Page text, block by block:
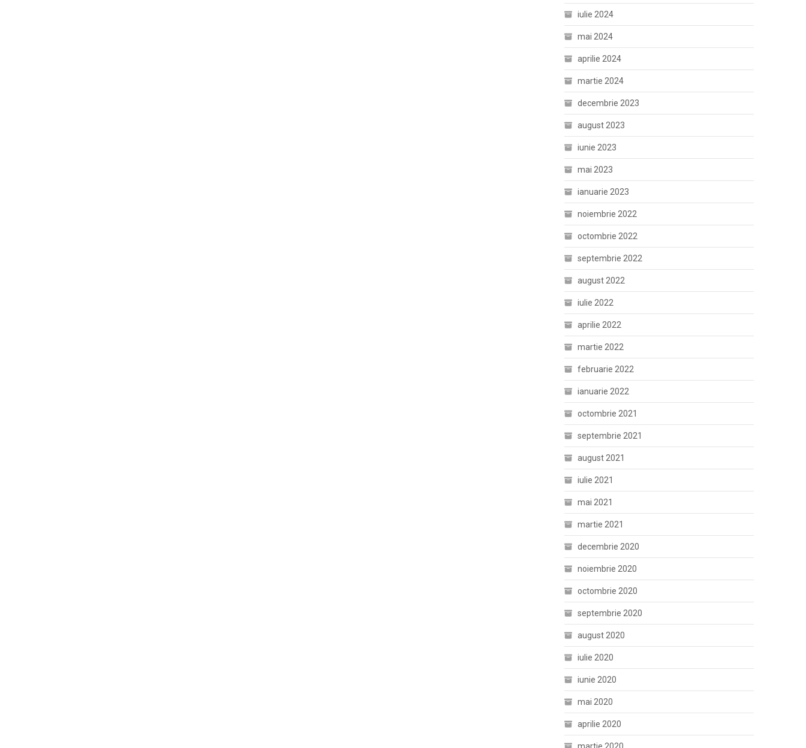
iulie 2024
mai 2024
aprilie 2024
martie 2024
decembrie 2023
august 2023
iunie 2023
mai 2023
ianuarie 2023
noiembrie 2022
octombrie 2022
septembrie 2022
august 2022
iulie 2022
aprilie 2022
martie 2022
februarie 2022
ianuarie 2022
octombrie 2021
septembrie 2021
august 2021
iulie 2021
mai 2021
martie 2021
decembrie 2020
noiembrie 2020
octombrie 2020
septembrie 2020
august 2020
iulie 2020
iunie 2020
mai 2020
aprilie 2020